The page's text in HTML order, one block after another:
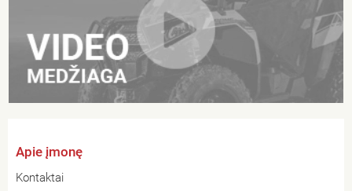
Apie įmonę
Kontaktai